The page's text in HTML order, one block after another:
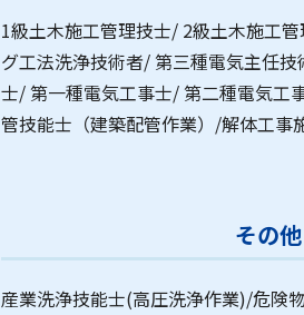
1級土木施工管理技士/ 2級土木施工
グ工法洗浄技術者/ 第三種電気主任
士/ 第一種電気工事士/ 第二種電気工
管技能士（建築配管作業）/解体工事
その他
産業洗浄技能士(高圧洗浄作業)/危険